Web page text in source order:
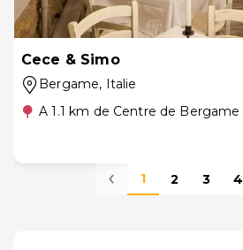
Cece & Simo
Bergame, Italie
A 1.1 km de Centre de Bergame
1 2 3 4